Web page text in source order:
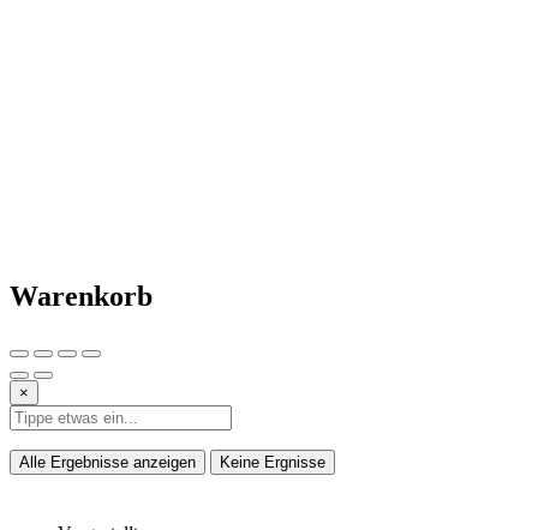
Warenkorb
×
Alle Ergebnisse anzeigen Keine Ergnisse